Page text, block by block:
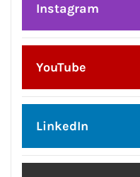
Instagram
YouTube
LinkedIn